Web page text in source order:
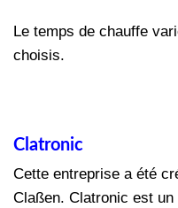
Le temps de chauffe
choisis.
Clatronic
Cette entreprise a été
Claßen. Clatronic est